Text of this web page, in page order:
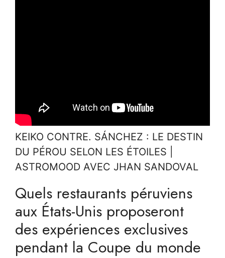
KEIKO CONTRE. SÁNCHEZ : LE DESTIN
DU PÉROU SELON LES ÉTOILES |
ASTROMOOD AVEC JHAN SANDOVAL
Quels restaurants péruviens
aux États-Unis proposeront
des expériences exclusives
pendant la Coupe du monde